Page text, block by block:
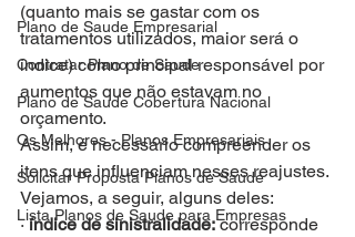
Plano de Saude Empresarial
Contratar Plano de Saude
Plano de Saude Cobertura Nacional
Os Melhores - Planos Empresariais
Solicitar Proposta Planos de Saude
Lista Planos de Saude para Empresas
(quanto mais se gastar com os
tratamentos utilizados, maior será o
índice) como principal responsável por
aumentos que não estavam no
orçamento.
Assim, é necessário compreender os
itens que influenciam nesses reajustes.
Vejamos, a seguir, alguns deles:
· índice de sinistralidade: corresponde